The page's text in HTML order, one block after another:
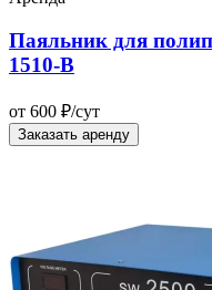
Паяльник для
1510-B
от 600 ₽/сут
Заказать аренду